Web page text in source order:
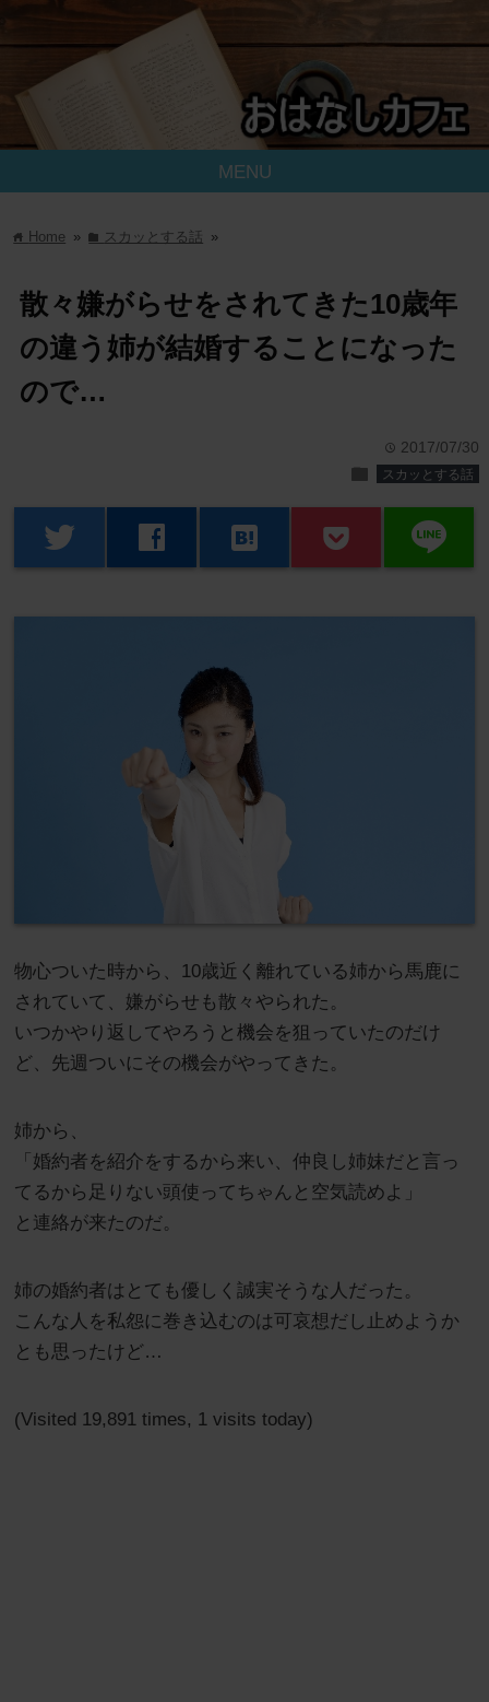
MENU
home Home » folder スカッとする話 »
散々嫌がらせをされてきた10歳年
の違う姉が結婚することになった
ので…
time 2017/07/30
folder スカッとする話
twitter facebook hatenabookmark line
物心ついた時から、10歳近く離れている姉から馬鹿に
されていて、嫌がらせも散々やられた。
いつかやり返してやろうと機会を狙っていたのだけ
ど、先週ついにその機会がやってきた。
姉から、
「婚約者を紹介をするから来い、仲良し姉妹だと言っ
てるから足りない頭使ってちゃんと空気読めよ」
と連絡が来たのだ。
姉の婚約者はとても優しく誠実そうな人だった。
こんな人を私怨に巻き込むのは可哀想だし止めようか
とも思ったけど…
(Visited 19,891 times, 1 visits today)